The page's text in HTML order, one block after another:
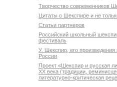
Творчество современников
Цитаты о Шекспире и не
Статьи партнеров
Российский школьный
фестиваль
У. Шекспир, его произведения
России
Проект «Шекспир и русская
XX века (традиции,
литературно-критическая